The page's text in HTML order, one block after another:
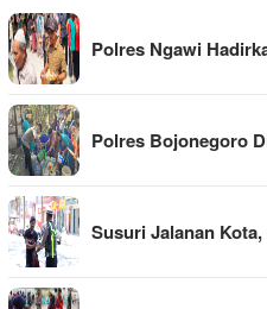
Polres Ngawi
Polres Bojonegoro
Susuri Jalanan